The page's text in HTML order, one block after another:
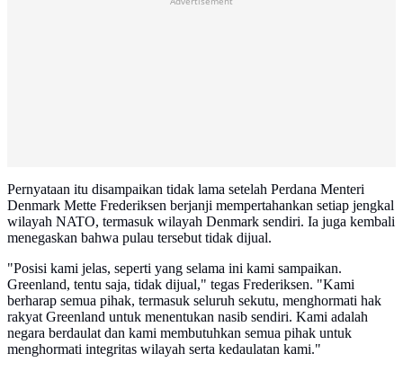
Pernyataan itu disampaikan tidak lama setelah Perdana Menteri
Denmark Mette Frederiksen berjanji mempertahankan setiap jengkal
wilayah NATO, termasuk wilayah Denmark sendiri. Ia juga kembali
menegaskan bahwa pulau tersebut tidak dijual.
"Posisi kami jelas, seperti yang selama ini kami sampaikan.
Greenland, tentu saja, tidak dijual," tegas Frederiksen. "Kami
berharap semua pihak, termasuk seluruh sekutu, menghormati hak
rakyat Greenland untuk menentukan nasib sendiri. Kami adalah
negara berdaulat dan kami membutuhkan semua pihak untuk
menghormati integritas wilayah serta kedaulatan kami."